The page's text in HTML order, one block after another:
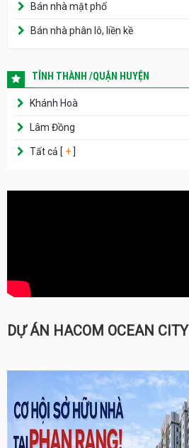
Bán nhà mặt phố
Bán nhà phân lô, liền kề
TỈNH THÀNH /QUẬN HUYỆN
Khánh Hoà
Lâm Đồng
Tất cả [ + ]
DỰ ÁN HACOM OCEAN CITY